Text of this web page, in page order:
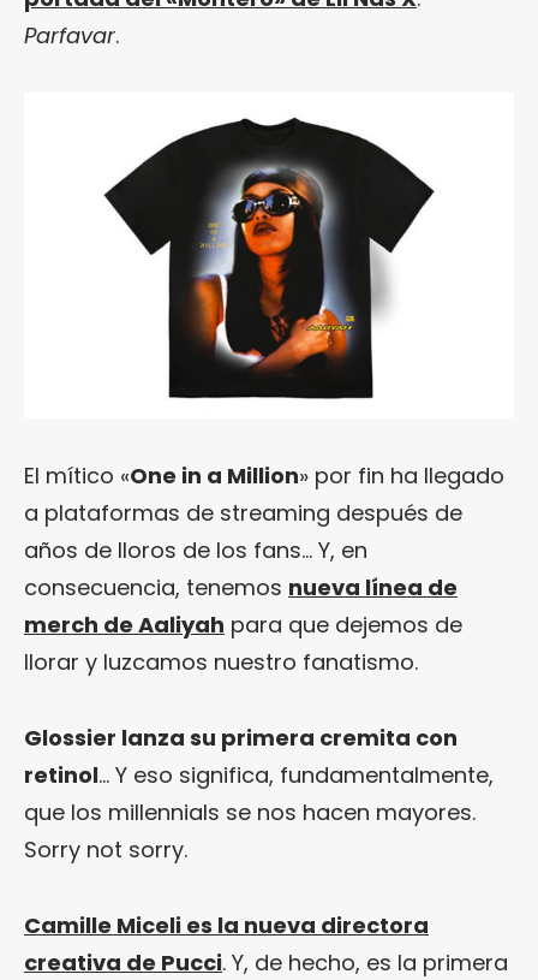
Parfavar.
El mítico «One in a Million» por fin ha llegado
a plataformas de streaming después de
años de lloros de los fans… Y, en
consecuencia, tenemos nueva línea de
merch de Aaliyah para que dejemos de
llorar y luzcamos nuestro fanatismo.
Glossier lanza su primera cremita con
retinol… Y eso significa, fundamentalmente,
que los millennials se nos hacen mayores.
Sorry not sorry.
Camille Miceli es la nueva directora
creativa de Pucci. Y, de hecho, es la primera